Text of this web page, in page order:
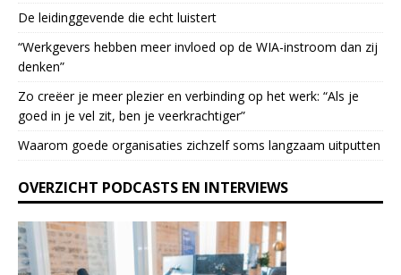
e
a
s
e
l
a
v
t
h
i
s
f
De leidinggevende die echt luistert
“Werkgevers hebben meer invloed op de WIA-instroom dan zij
denken”
Zo creëer je meer plezier en verbinding op het werk: “Als je
goed in je vel zit, ben je veerkrach­tiger”
Waarom goede organisaties zichzelf soms langzaam uitputten
OVERZICHT PODCASTS EN INTERVIEWS